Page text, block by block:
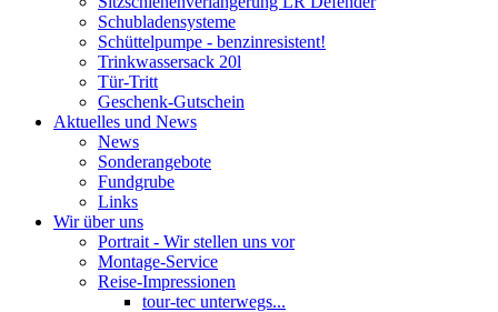
Schubladensysteme
Schüttelpumpe - benzinresistent!
Trinkwassersack 20l
Tür-Tritt
Geschenk-Gutschein
Aktuelles und News
News
Sonderangebote
Fundgrube
Links
Wir über uns
Portrait - Wir stellen uns vor
Montage-Service
Reise-Impressionen
tour-tec unterwegs...